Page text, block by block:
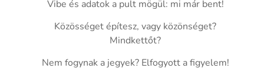
Vibe és adatok a pult mögül: mi már bent!
Közösséget építesz, vagy közönséget?
Mindkettőt?
Nem fogynak a jegyek? Elfogyott a figyelem!